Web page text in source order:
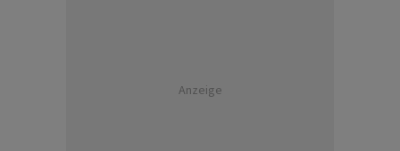
Anzeige